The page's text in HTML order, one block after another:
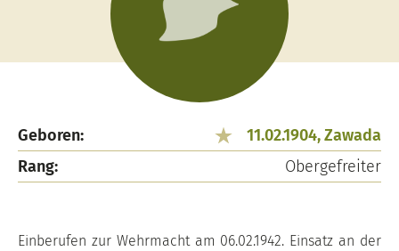
Geboren:
11.02.1904, Zawada
Rang:
Obergefreiter
Einberufen zur Wehrmacht am 06.02.1942. Einsatz an der